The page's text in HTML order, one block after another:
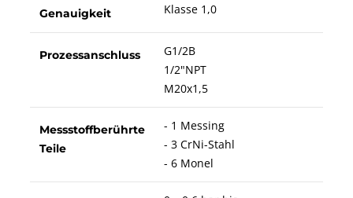
Genauigkeit Klasse 1,0
Prozessanschluss
G1/2B
1/2"NPT
M20x1,5
Messstoffberührte
Teile
- 1 Messing
- 3 CrNi-Stahl
- 6 Monel